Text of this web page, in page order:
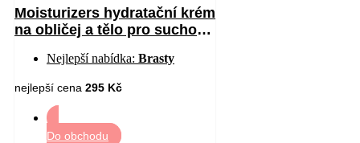
Moisturizers hydratační krém
na obličej a tělo pro suchou
340 gNejlepší nabídka: Brasty
nejlepší cena 295 Kč
Do obchodu